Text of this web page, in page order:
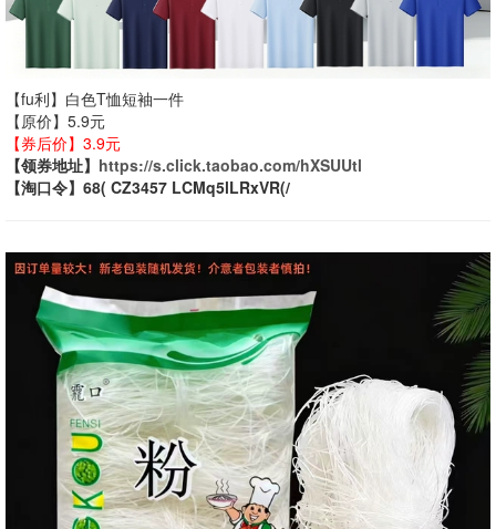
【fu利】白色T恤短袖一件
【原价】5.9元
【券后价】3.9元
【领券地址】 https://s.click.taobao.com/hXSUUtl
【淘口令】68( CZ3457 LCMq5lLRxVR(/